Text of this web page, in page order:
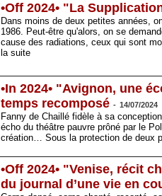
•Off 2024• "La
Dans moins de deux petites années,
1986. Peut-être qu'alors, on se
cause des radiations, ceux qui sont
la suite
•In 2024• "Avignon, une
temps recomposé - 14/07/2024
Fanny de Chaillé fidèle à sa
écho du théâtre pauvre prôné par le
création… Sous la protection de deux
•Off 2024• "Venise, récit
du journal d’une vie en